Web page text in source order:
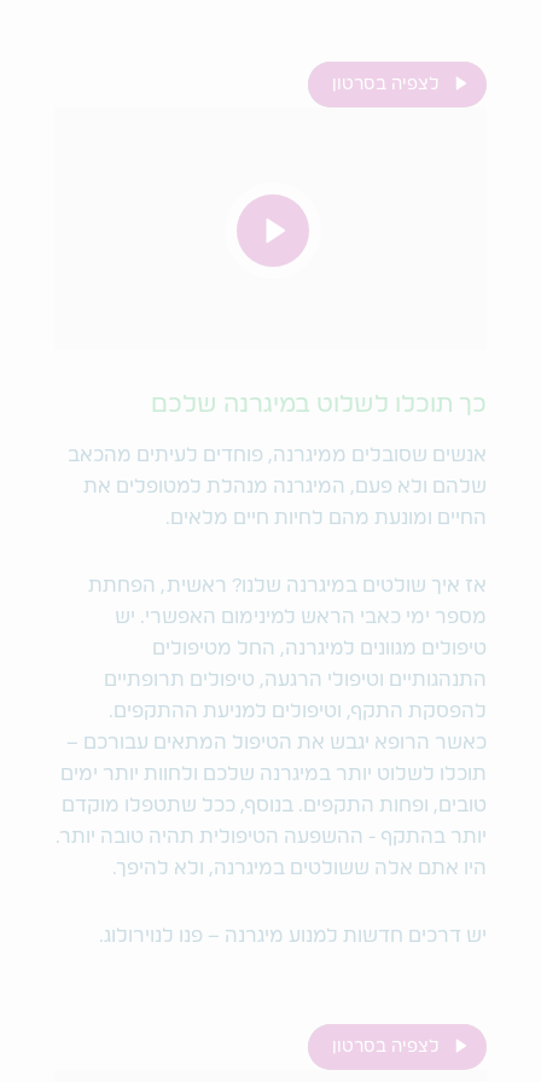
לצפיה בסרטון
כך תוכלו לשלוט במיגרנה שלכם
אנשים שסובלים ממיגרנה, פוחדים לעיתים מהכאב
שלהם ולא פעם, המיגרנה מנהלת למטופלים את
החיים ומונעת מהם לחיות חיים מלאים.
אז איך שולטים במיגרנה שלנו? ראשית, הפחתת
מספר ימי כאבי הראש למינימום האפשרי. יש
טיפולים מגוונים למיגרנה, החל מטיפולים
התנהגותיים וטיפולי הרגעה, טיפולים תרופתיים
להפסקת התקף, וטיפולים למניעת ההתקפים.
כאשר הרופא יגבש את הטיפול המתאים עבורכם –
תוכלו לשלוט יותר במיגרנה שלכם ולחוות יותר ימים
טובים, ופחות התקפים. בנוסף, ככל שתטפלו מוקדם
יותר בהתקף - ההשפעה הטיפולית תהיה טובה יותר.
היו אתם אלה ששולטים במיגרנה, ולא להיפך.
יש דרכים חדשות למנוע מיגרנה – פנו לנוירולוג.
לצפיה בסרטון